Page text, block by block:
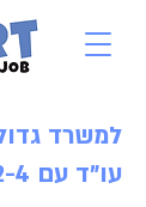
למשרד
עו"ד עם 2-4 ש"נ בשוק ההון